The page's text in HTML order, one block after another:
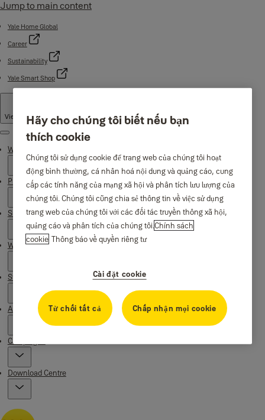
Jump to main content
Yale Home Global
Career
Sustainability
Yale Smart Shop
Vietnam English
Menu
Why Yale
Products
Support
Where to buy
Stories
About us
Campaigns
Download Centre
Hãy cho chúng tôi biết nếu bạn
thích cookie
Chúng tôi sử dụng cookie để trang web của chúng tôi hoạt
động bình thường, cá nhân hoá nội dung và quảng cáo, cung
cấp các tính năng của mạng xã hội và phân tích lưu lượng của
chúng tôi. Chúng tôi cũng chia sẻ thông tin về việc sử dụng
trang web của chúng tôi với các đối tác truyền thông xã hội,
quảng cáo và phân tích của chúng tôi.Chính sách
cookie Thông báo về quyền riêng tư
Cài đặt cookie
Từ chối tất cả Chấp nhận mọi cookie